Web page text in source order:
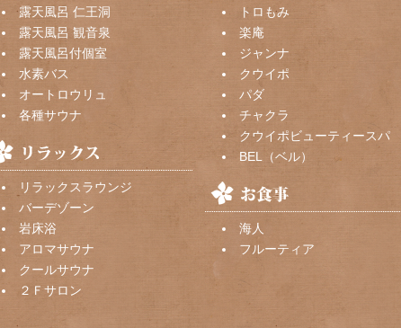
露天風呂 仁王洞
露天風呂 観音泉
露天風呂付個室
水素バス
オートロウリュ
各種サウナ
リラックスラウンジ
バーデゾーン
岩床浴
アロマサウナ
クールサウナ
２Ｆサロン
トロもみ
楽庵
ジャンナ
クウイポ
パダ
チャクラ
クウイポビューティースパ
BEL（ベル）
海人
フルーティア